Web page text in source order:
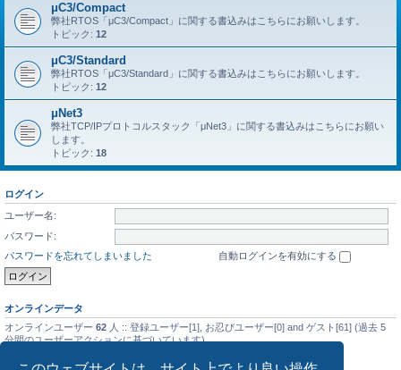
μC3/Compact
弊社RTOS「μC3/Compact」に関する書込みはこちらにお願いします。
トピック: 12
μC3/Standard
弊社RTOS「μC3/Standard」に関する書込みはこちらにお願いします。
トピック: 12
μNet3
弊社TCP/IPプロトコルスタック「μNet3」に関する書込みはこちらにお願い
します。
トピック: 18
ログイン
ユーザー名:
パスワード:
パスワードを忘れてしまいました
自動ログインを有効にする
オンラインデータ
オンラインユーザー 62 人 :: 登録ユーザー[1], お忍びユーザー[0] and ゲスト[61] (過去 5
分間のユーザーアクションに基づいています)